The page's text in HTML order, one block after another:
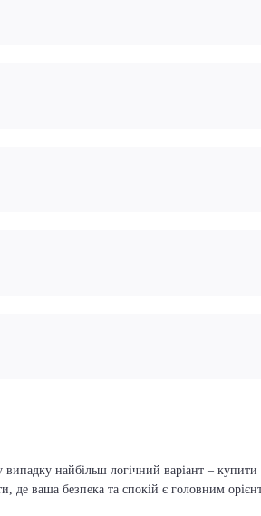
найбільш логічний варіант –
де ваша безпека та спокій є головним